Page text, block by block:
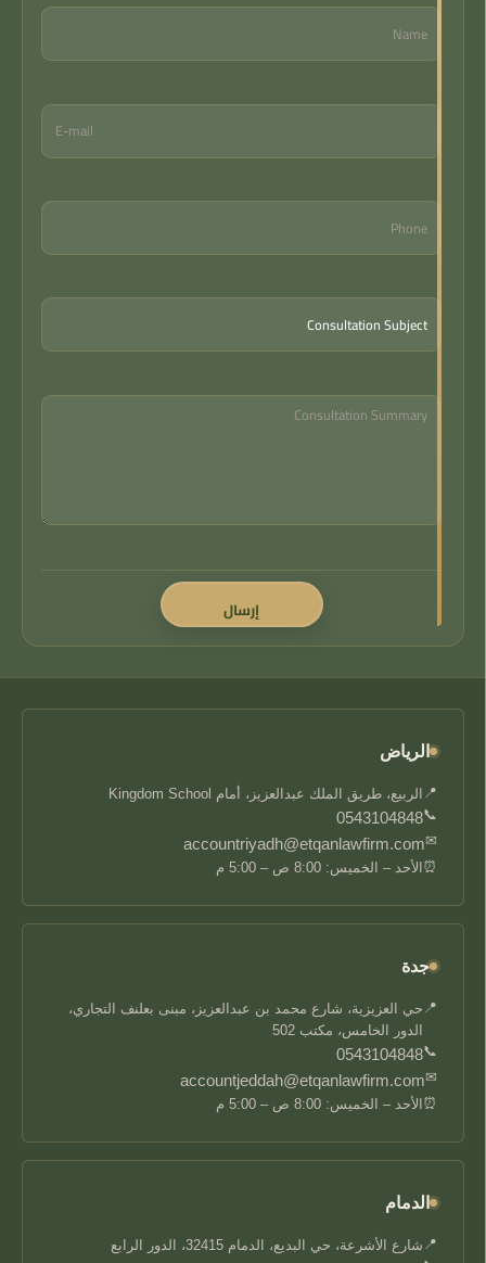
الرياض
📍 الربيع، طريق الملك عبدالعزيز، أمام Kingdom School
📞
0543104848
✉
accountriyadh@etqanlawfirm.com
⏰ الأحد – الخميس: 8:00 ص – 5:00 م
جدة
📍 حي العزيزية، شارع محمد بن عبدالعزيز، مبنى بعلنف التجاري،
الدور الخامس، مكتب 502
📞
0543104848
✉
accountjeddah@etqanlawfirm.com
⏰ الأحد – الخميس: 8:00 ص – 5:00 م
الدمام
📍 شارع الأشرعة، حي البديع، الدمام 32415، الدور الرابع